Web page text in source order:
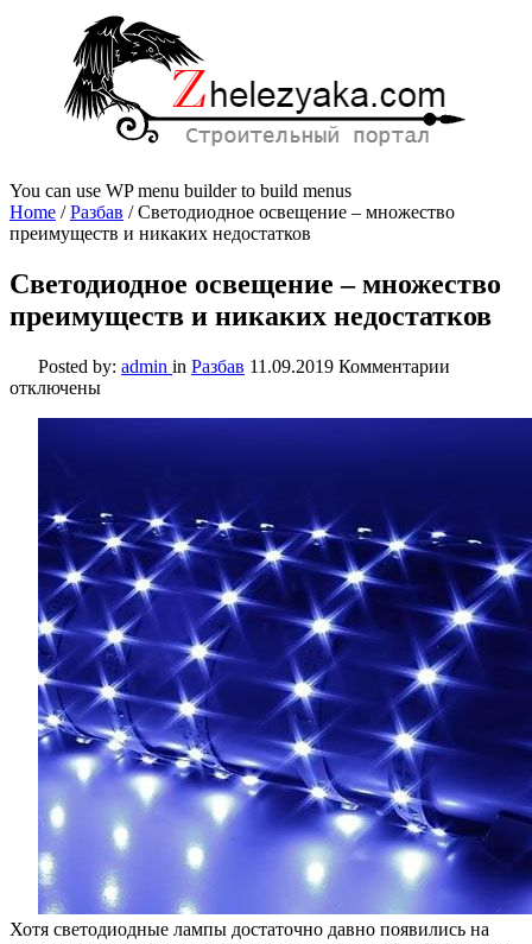
You can use WP menu builder to build menus
Home /Разбав /Светодиодное освещение – множество
преимуществ и никаких недостатков
Светодиодное освещение – множество
преимуществ и никаких недостатков
Posted by: admin in Разбав 11.09.2019 Комментарии
никаких
отключены
Хотя светодиодные лампы достаточно давно появились на